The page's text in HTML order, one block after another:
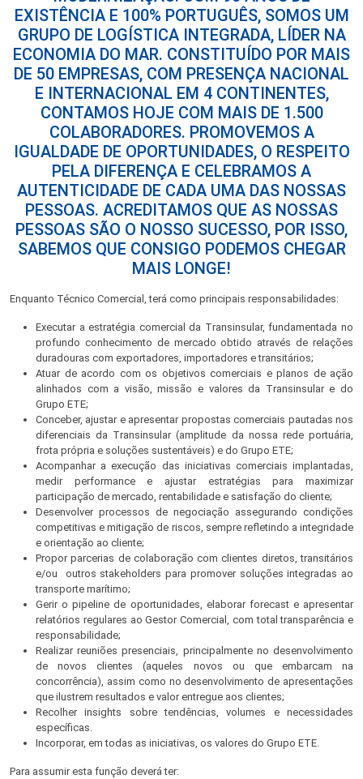
EXISTÊNCIA E 100% PORTUGUÊS, SOMOS UM
GRUPO DE LOGÍSTICA INTEGRADA, LÍDER NA
ECONOMIA DO MAR. CONSTITUÍDO POR MAIS
DE 50 EMPRESAS, COM PRESENÇA NACIONAL
E INTERNACIONAL EM 4 CONTINENTES,
CONTAMOS HOJE COM MAIS DE 1.500
COLABORADORES. PROMOVEMOS A
IGUALDADE DE OPORTUNIDADES, O RESPEITO
PELA DIFERENÇA E CELEBRAMOS A
AUTENTICIDADE DE CADA UMA DAS NOSSAS
PESSOAS. ACREDITAMOS QUE AS NOSSAS
PESSOAS SÃO O NOSSO SUCESSO, POR ISSO,
SABEMOS QUE CONSIGO PODEMOS CHEGAR
MAIS LONGE!
Enquanto Técnico Comercial, terá como principais responsabilidades:
Executar a estratégia comercial da Transinsular, fundamentada no
profundo conhecimento de mercado obtido através de relações
duradouras com exportadores, importadores e transitários;
Atuar de acordo com os objetivos comerciais e planos de ação
alinhados com a visão, missão e valores da Transinsular e do
Grupo ETE;
Conceber, ajustar e apresentar propostas comerciais pautadas nos
diferenciais da Transinsular (amplitude da nossa rede portuária,
frota própria e soluções sustentáveis) e do Grupo ETE;
Acompanhar a execução das iniciativas comerciais implantadas,
medir performance e ajustar estratégias para maximizar
participação de mercado, rentabilidade e satisfação do cliente;
Desenvolver processos de negociação assegurando condições
competitivas e mitigação de riscos, sempre refletindo a integridade
e orientação ao cliente;
Propor parcerias de colaboração com clientes diretos, transitários
e/ou outros stakeholders para promover soluções integradas ao
transporte marítimo;
Gerir o pipeline de oportunidades, elaborar forecast e apresentar
relatórios regulares ao Gestor Comercial, com total transparência e
responsabilidade;
Realizar reuniões presenciais, principalmente no desenvolvimento
de novos clientes (aqueles novos ou que embarcam na
concorrência), assim como no desenvolvimento de apresentações
que ilustrem resultados e valor entregue aos clientes;
Recolher insights sobre tendências, volumes e necessidades
específicas.
Incorporar, em todas as iniciativas, os valores do Grupo ETE.
Para assumir esta função deverá ter: